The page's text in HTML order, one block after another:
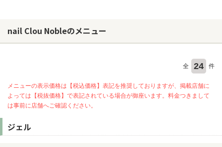
お問い合わせ
nail Clou Nobleのメニュー
全 24 件
メニューの表示価格は【税込価格】表記を推奨しておりますが、掲載店舗に
よっては【税抜価格】で表記されている場合が御座います。料金つきまして
は事前に店舗へご確認ください。
ジェル